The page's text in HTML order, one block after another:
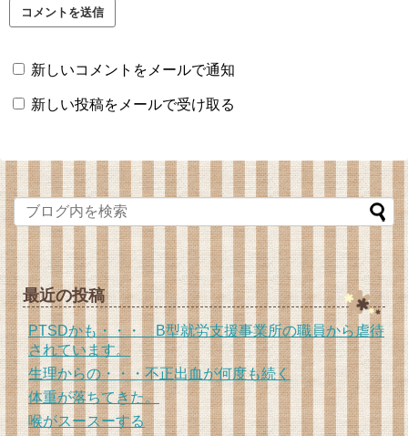
新しいコメントをメールで通知
新しい投稿をメールで受け取る
最近の投稿
PTSDかも・・・ B型就労支援事業所の職員から虐待
されています。
生理からの・・・不正出血が何度も続く
体重が落ちてきた。
喉がスースーする